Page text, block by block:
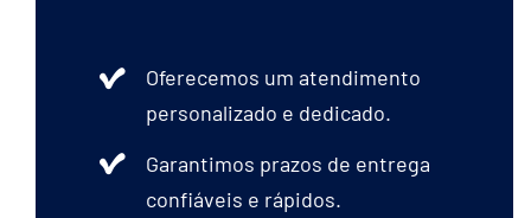
do
produto
Oferecemos um atendimento
personalizado e dedicado.
Garantimos prazos de entrega
confiáveis e rápidos.